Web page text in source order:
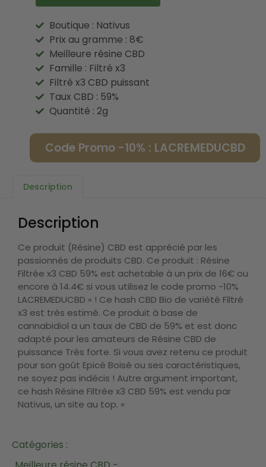
Boutique : Nativus
Prix au gramme : 8€
Meilleure résine CBD
Famille : Filtré x3
Filtré x3 CBD puissant
Taux CBD : 59%
Quantité : 2g
Code Promo -10% : LACREMEDUCBD
Description
Description
Ce produit (Résine) CBD est apprécié par les
passionnés de produits CBD. Ce produit : Résine
Filtrée x3 CBD 59% est achetable à un prix de 16€ ou
encore à 14.4€ si vous utilisez le code promo -10%
LACREMEDUCBD » ! Ce hash CBD Bio de variété Filtré
x3 est très estimé. Ce produit à base de
cannabidiol a un taux de CBD de 59% et est donc
adapté pour les amateurs de Résine CBD de
puissance Très forte. Si vous avez retenu ce produit
pour son goût Epicé Boisé ou ses caractéristiques,
ne soyez pas indécis ! Autre argument important,
ce hash Résine Filtrée x3 CBD 59% est vendu par
Nativus, un site au top. »
Catégories :